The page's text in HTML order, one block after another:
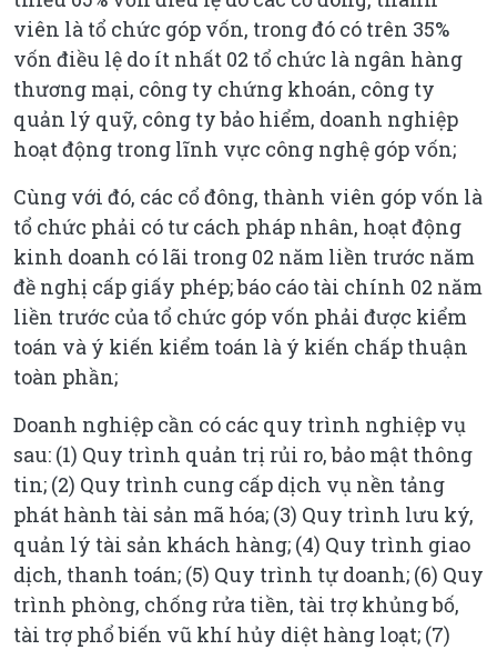
viên là tổ chức góp vốn, trong đó có trên 35%
vốn điều lệ do ít nhất 02 tổ chức là ngân hàng
thương mại, công ty chứng khoán, công ty
quản lý quỹ, công ty bảo hiểm, doanh nghiệp
hoạt động trong lĩnh vực công nghệ góp vốn;
Cùng với đó, các cổ đông, thành viên góp vốn là
tổ chức phải có tư cách pháp nhân, hoạt động
kinh doanh có lãi trong 02 năm liền trước năm
đề nghị cấp giấy phép; báo cáo tài chính 02 năm
liền trước của tổ chức góp vốn phải được kiểm
toán và ý kiến kiểm toán là ý kiến chấp thuận
toàn phần;
Doanh nghiệp cần có các quy trình nghiệp vụ
sau: (1) Quy trình quản trị rủi ro, bảo mật thông
tin; (2) Quy trình cung cấp dịch vụ nền tảng
phát hành tài sản mã hóa; (3) Quy trình lưu ký,
quản lý tài sản khách hàng; (4) Quy trình giao
dịch, thanh toán; (5) Quy trình tự doanh; (6) Quy
trình phòng, chống rửa tiền, tài trợ khủng bố,
tài trợ phổ biến vũ khí hủy diệt hàng loạt; (7)